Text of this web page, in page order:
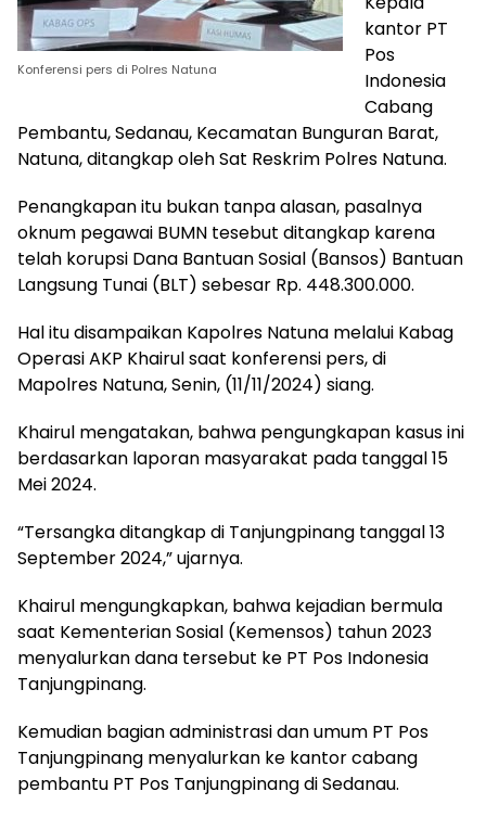
Konferensi pers di Polres Natuna
kantor PT
Pos
Indonesia
Cabang
Pembantu, Sedanau, Kecamatan Bunguran Barat,
Natuna, ditangkap oleh Sat Reskrim Polres Natuna.
Penangkapan itu bukan tanpa alasan, pasalnya
oknum pegawai BUMN tesebut ditangkap karena
telah korupsi Dana Bantuan Sosial (Bansos) Bantuan
Langsung Tunai (BLT) sebesar Rp. 448.300.000.
Hal itu disampaikan Kapolres Natuna melalui Kabag
Operasi AKP Khairul saat konferensi pers, di
Mapolres Natuna, Senin, (11/11/2024) siang.
Khairul mengatakan, bahwa pengungkapan kasus ini
berdasarkan laporan masyarakat pada tanggal 15
Mei 2024.
“Tersangka ditangkap di Tanjungpinang tanggal 13
September 2024,” ujarnya.
Khairul mengungkapkan, bahwa kejadian bermula
saat Kementerian Sosial (Kemensos) tahun 2023
menyalurkan dana tersebut ke PT Pos Indonesia
Tanjungpinang.
Kemudian bagian administrasi dan umum PT Pos
Tanjungpinang menyalurkan ke kantor cabang
pembantu PT Pos Tanjungpinang di Sedanau.